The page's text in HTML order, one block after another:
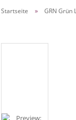
Startseite » GRN Grün